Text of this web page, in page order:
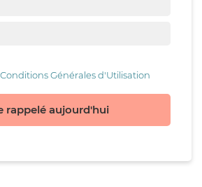
Conditions Générales d'Utilisation
rappelé aujourd'hui